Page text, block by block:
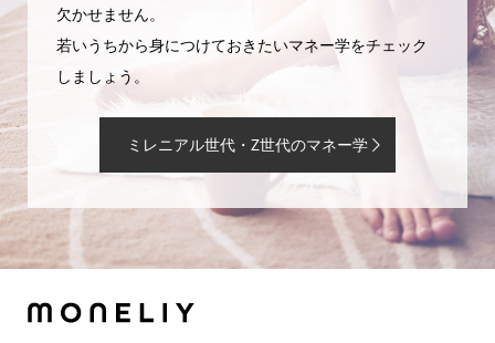
欠かせません。
若いうちから身につけておきたいマネー学をチェック
しましょう。
ミレニアル世代・Z世代のマネー学